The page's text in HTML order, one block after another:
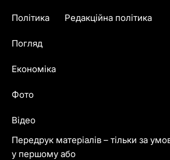
Передрук матеріалів – тільки за
у першому або
Політика
Погляд
Економіка
Фото
Відео
Редакційна політика